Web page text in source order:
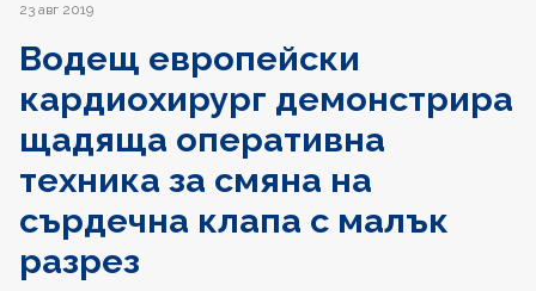
23 авг 2019
Водещ европейски
кардиохирург демонстрира
щадяща оперативна
техника за смяна на
сърдечна клапа с малък
разрез